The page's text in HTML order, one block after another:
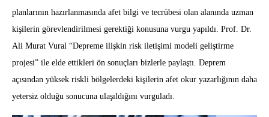
planlarının hazırlanmasında afet bilgi ve tecrübesi olan alanında uzman
kişilerin görevlendirilmesi gerektiği konusuna vurgu yapıldı. Prof. Dr.
Ali Murat Vural “Depreme ilişkin risk iletişimi modeli geliştirme
projesi” ile elde ettikleri ön sonuçları bizlerle paylaştı. Deprem
açısından yüksek riskli bölgelerdeki kişilerin afet okur yazarlığının daha
yetersiz olduğu sonucuna ulaşıldığını vurguladı.